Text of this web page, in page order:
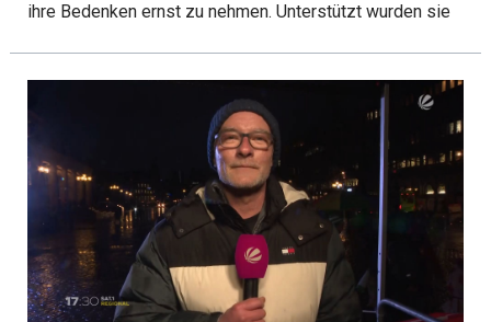
ihre Bedenken ernst zu nehmen. Unterstützt wurden sie